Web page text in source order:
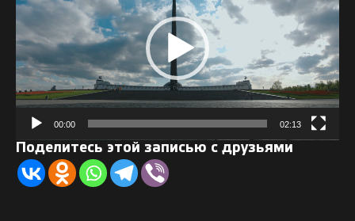
00:00 02:13
Поделитесь этой записью с друзьями